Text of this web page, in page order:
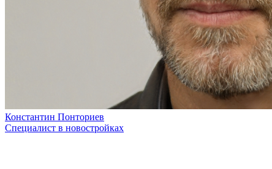
Константин Понториев
Специалист в новостройках